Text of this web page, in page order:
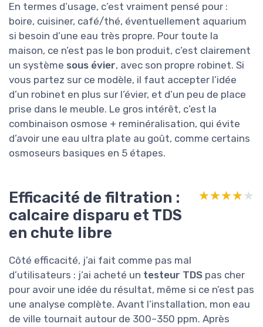
En termes d’usage, c’est vraiment pensé pour :
boire, cuisiner, café/thé, éventuellement aquarium
si besoin d’une eau très propre. Pour toute la
maison, ce n’est pas le bon produit, c’est clairement
un système sous évier, avec son propre robinet. Si
vous partez sur ce modèle, il faut accepter l’idée
d’un robinet en plus sur l’évier, et d’un peu de place
prise dans le meuble. Le gros intérêt, c’est la
combinaison osmose + reminéralisation, qui évite
d’avoir une eau ultra plate au goût, comme certains
osmoseurs basiques en 5 étapes.
Efficacité de filtration :
calcaire disparu et TDS
en chute libre
★★★★★
★★★★★
Côté efficacité, j’ai fait comme pas mal
d’utilisateurs : j’ai acheté un testeur TDS pas cher
pour avoir une idée du résultat, même si ce n’est pas
une analyse complète. Avant l’installation, mon eau
de ville tournait autour de 300–350 ppm. Après